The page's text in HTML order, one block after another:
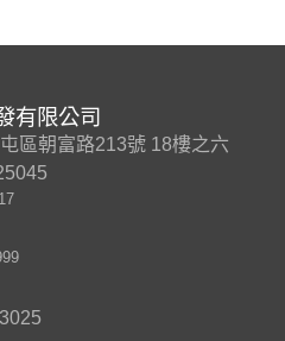
有限公司
區朝富路213號 18樓之六